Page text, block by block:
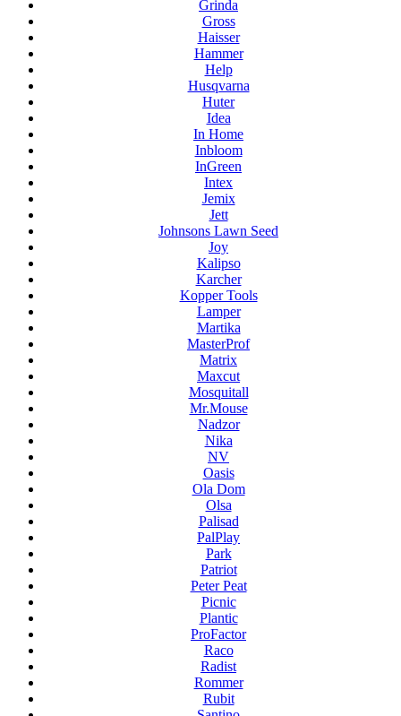
Grinda
Gross
Haisser
Hammer
Help
Husqvarna
Huter
Idea
In Home
Inbloom
InGreen
Intex
Jemix
Jett
Johnsons Lawn Seed
Joy
Kalipso
Karcher
Kopper Tools
Lamper
Martika
MasterProf
Matrix
Maxcut
Mosquitall
Mr.Mouse
Nadzor
Nika
NV
Oasis
Ola Dom
Olsa
Palisad
PalPlay
Park
Patriot
Peter Peat
Picnic
Plantic
ProFactor
Raco
Radist
Rommer
Rubit